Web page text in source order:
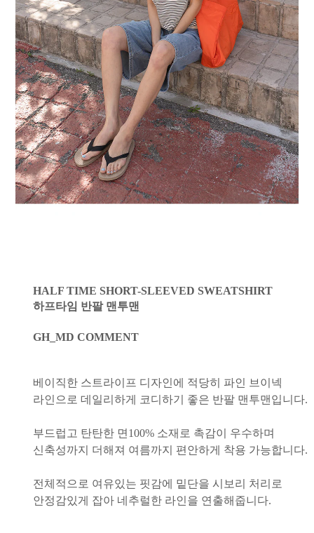
HALF TIME SHORT-SLEEVED SWEATSHIRT
하프타임 반팔 맨투맨
GH_MD COMMENT
베이직한 스트라이프 디자인에 적당히 파인 브이넥
라인으로 데일리하게 코디하기 좋은 반팔 맨투맨입니다.
부드럽고 탄탄한 면100% 소재로 촉감이 우수하며
신축성까지 더해져 여름까지 편안하게 착용 가능합니다.
전체적으로 여유있는 핏감에 밑단을 시보리 처리로
안정감있게 잡아 네추럴한 라인을 연출해줍니다.